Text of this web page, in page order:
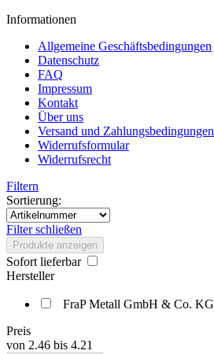
Informationen
Allgemeine Geschäftsbedingungen
Datenschutz
FAQ
Impressum
Kontakt
Über uns
Versand und Zahlungsbedingungen
Widerrufsformular
Widerrufsrecht
Filtern
Sortierung:
Filter schließen
Produkte anzeigen
Sofort lieferbar
Hersteller
FraP Metall GmbH & Co. KG
Preis
von 2.46 bis 4.21